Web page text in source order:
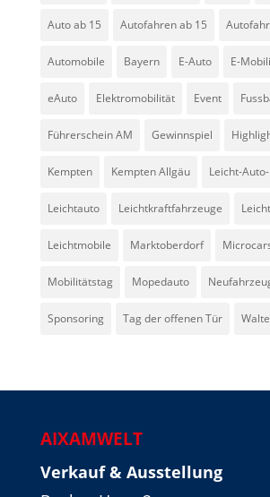
Auto ab 15 Autofahren ab 15
Automobile Bayern E-Auto E-
eAuto Elektromobilität Event
Führerschein AM Gewinnspiel
Kempten Kempten Allgäu Leicht-
Leichtauto Leichtkraftfahrzeuge
Leichtmobile Marktoberdorf
Mobilitätstag Mopedauto
Sponsoring Tag der offenen Tür
AIXAMWELT
Verkauf & Ausstellung